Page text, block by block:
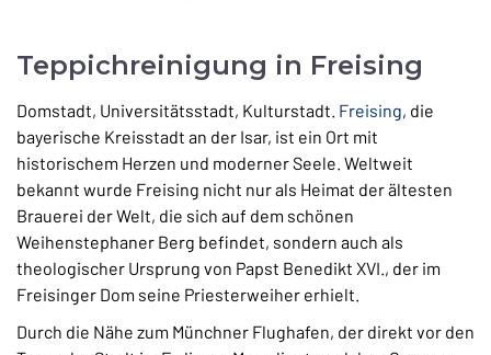
Teppichreinigung in Freising
Domstadt, Universitätsstadt, Kulturstadt. Freising, die
bayerische Kreisstadt an der Isar, ist ein Ort mit
historischem Herzen und moderner Seele. Weltweit
bekannt wurde Freising nicht nur als Heimat der ältesten
Brauerei der Welt, die sich auf dem schönen
Weihenstephaner Berg befindet, sondern auch als
theologischer Ursprung von Papst Benedikt XVI., der im
Freisinger Dom seine Priesterweiher erhielt.
Durch die Nähe zum Münchner Flughafen, der direkt vor den